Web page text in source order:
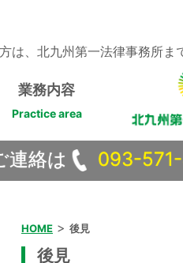
は、北九州第一法律事務所ま
業務内容
Practice area
連絡は 093-
HOME > 後見
後見